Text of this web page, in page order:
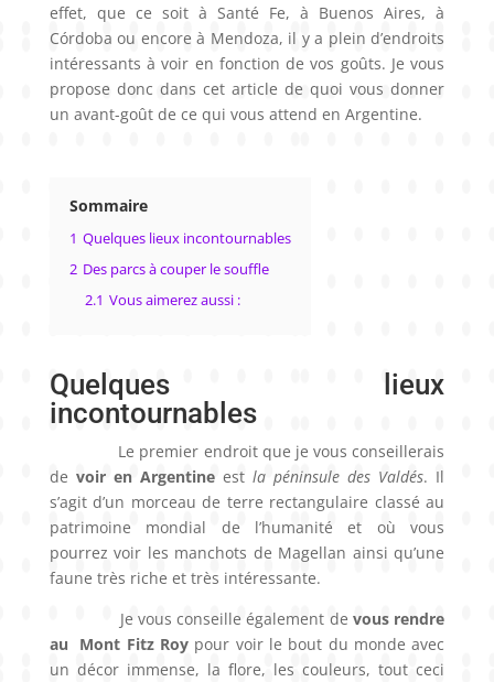
effet, que ce soit à Santé Fe, à Buenos Aires, à
Córdoba ou encore à Mendoza, il y a plein d’endroits
intéressants à voir en fonction de vos goûts. Je vous
propose donc dans cet article de quoi vous donner
un avant-goût de ce qui vous attend en Argentine.
Sommaire
1 Quelques lieux incontournables
2 Des parcs à couper le souffle
2.1 Vous aimerez aussi :
Quelques lieux
incontournables
Le premier endroit que je vous conseillerais
de voir en Argentineestla péninsule des Valdés. Il
s’agit d’un morceau de terre rectangulaire classé au
patrimoine mondial de l’humanité et où vous
pourrez voir les manchots de Magellan ainsi qu’une
faune très riche et très intéressante.
Je vous conseille également de vous rendre
au Mont Fitz Roy pour voir le bout du monde avec
un décor immense, la flore, les couleurs, tout ceci